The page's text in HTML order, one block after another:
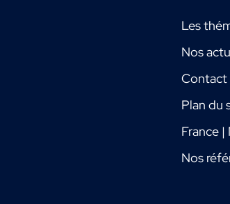
Les
Nos
Contact
Plan du
France
Nos